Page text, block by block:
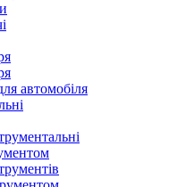
автомобіля